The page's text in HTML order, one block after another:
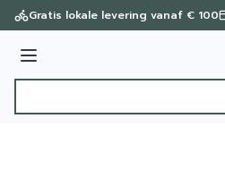
Ga naar de inhoud
Gratis lokale levering vanaf € 100
Menu